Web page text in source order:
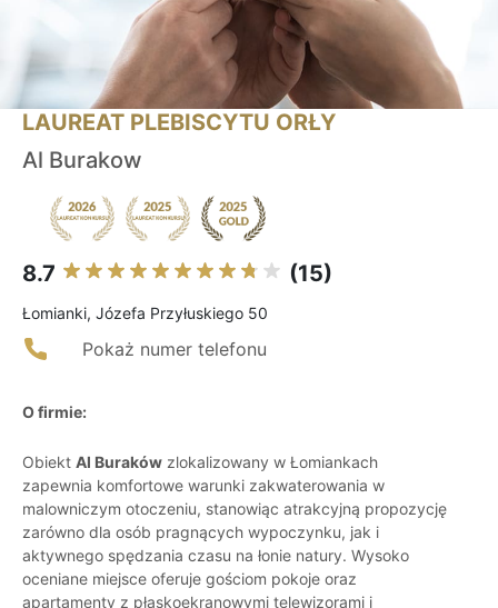
LAUREAT PLEBISCYTU ORŁY
Al Burakow
8.7 (15)
Łomianki, Józefa Przyłuskiego 50
Pokaż numer telefonu
O firmie:
Obiekt Al Buraków zlokalizowany w Łomiankach
zapewnia komfortowe warunki zakwaterowania w
malowniczym otoczeniu, stanowiąc atrakcyjną propozycję
zarówno dla osób pragnących wypoczynku, jak i
aktywnego spędzania czasu na łonie natury. Wysoko
oceniane miejsce oferuje gościom pokoje oraz
apartamenty z płaskoekranowymi telewizorami i